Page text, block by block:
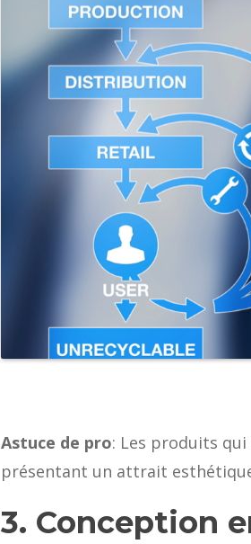
Astuce de pro: Les produits
présentant un attrait
3. Conception